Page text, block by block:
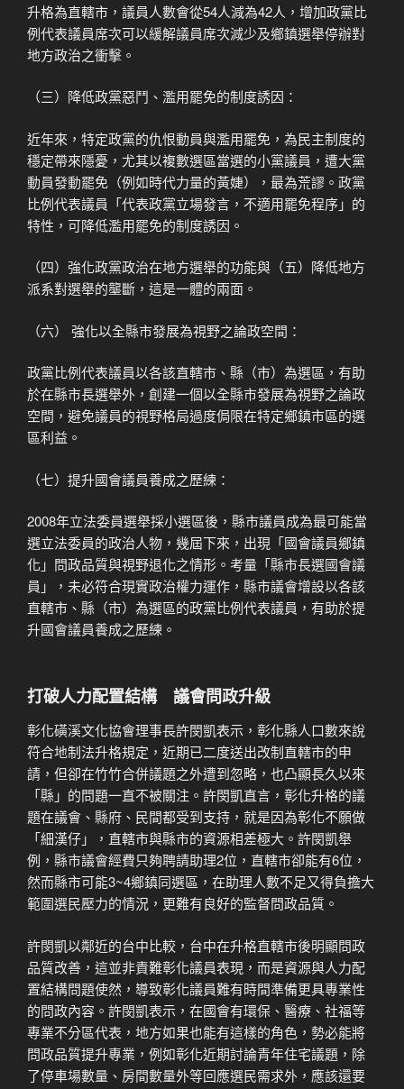
升格為直轄市，議員人數會從54人減為42人，增加政黨比
例代表議員席次可以緩解議員席次減少及鄉鎮選舉停辦對
地方政治之衝擊。
（三）降低政黨惡鬥、濫用罷免的制度誘因：
近年來，特定政黨的仇恨動員與濫用罷免，為民主制度的
穩定帶來隱憂，尤其以複數選區當選的小黨議員，遭大黨
動員發動罷免（例如時代力量的黃婕），最為荒謬。政黨
比例代表議員「代表政黨立場發言，不適用罷免程序」的
特性，可降低濫用罷免的制度誘因。
（四）強化政黨政治在地方選舉的功能與（五）降低地方
派系對選舉的壟斷，這是一體的兩面。
（六） 強化以全縣市發展為視野之論政空間：
政黨比例代表議員以各該直轄市、縣（市）為選區，有助
於在縣市長選舉外，創建一個以全縣市發展為視野之論政
空間，避免議員的視野格局過度侷限在特定鄉鎮市區的選
區利益。
（七）提升國會議員養成之歷練：
2008年立法委員選舉採小選區後，縣市議員成為最可能當
選立法委員的政治人物，幾屆下來，出現「國會議員鄉鎮
化」問政品質與視野退化之情形。考量「縣市長選國會議
員」，未必符合現實政治權力運作，縣市議會增設以各該
直轄市、縣（市）為選區的政黨比例代表議員，有助於提
升國會議員養成之歷練。
打破人力配置結構 議會問政升級
彰化磺溪文化協會理事長許閔凱表示，彰化縣人口數來說
符合地制法升格規定，近期已二度送出改制直轄市的申
請，但卻在竹竹合併議題之外遭到忽略，也凸顯長久以來
「縣」的問題一直不被關注。許閔凱直言，彰化升格的議
題在議會、縣府、民間都受到支持，就是因為彰化不願做
「細漢仔」，直轄市與縣市的資源相差極大。許閔凱舉
例，縣市議會經費只夠聘請助理2位，直轄市卻能有6位，
然而縣市可能3~4鄉鎮同選區，在助理人數不足又得負擔大
範圍選民壓力的情況，更難有良好的監督問政品質。
許閔凱以鄰近的台中比較，台中在升格直轄市後明顯問政
品質改善，這並非責難彰化議員表現，而是資源與人力配
置結構問題使然，導致彰化議員難有時間準備更具專業性
的問政內容。許閔凱表示，在國會有環保、醫療、社福等
專業不分區代表，地方如果也能有這樣的角色，勢必能將
問政品質提升專業，例如彰化近期討論青年住宅議題，除
了停車場數量、房間數量外等回應選民需求外，應該還要